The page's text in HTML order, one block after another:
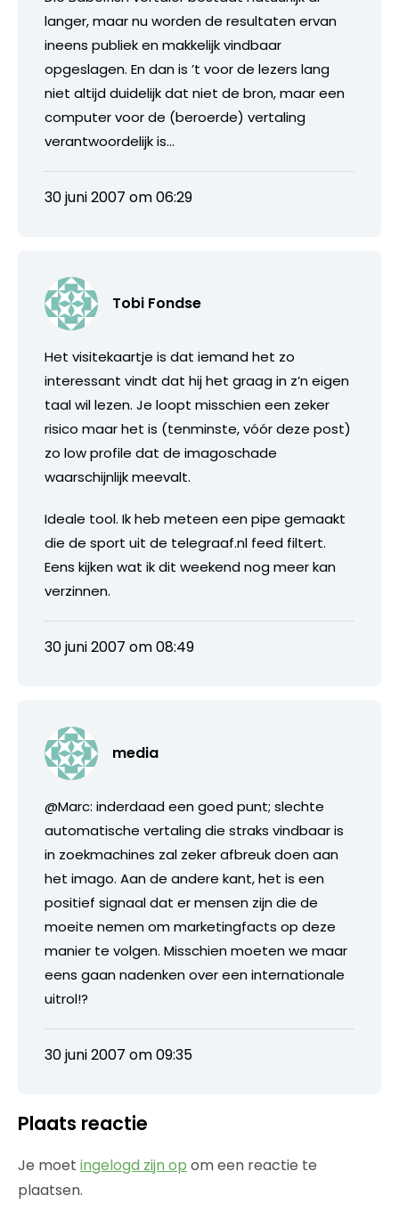
langer, maar nu worden de resultaten ervan
ineens publiek en makkelijk vindbaar
opgeslagen. En dan is ’t voor de lezers lang
niet altijd duidelijk dat niet de bron, maar een
computer voor de (beroerde) vertaling
verantwoordelijk is…
30 juni 2007 om 06:29
Tobi Fondse
Het visitekaartje is dat iemand het zo
interessant vindt dat hij het graag in z’n eigen
taal wil lezen. Je loopt misschien een zeker
risico maar het is (tenminste, vóór deze post)
zo low profile dat de imagoschade
waarschijnlijk meevalt.
Ideale tool. Ik heb meteen een pipe gemaakt
die de sport uit de telegraaf.nl feed filtert.
Eens kijken wat ik dit weekend nog meer kan
verzinnen.
30 juni 2007 om 08:49
media
@Marc: inderdaad een goed punt; slechte
automatische vertaling die straks vindbaar is
in zoekmachines zal zeker afbreuk doen aan
het imago. Aan de andere kant, het is een
positief signaal dat er mensen zijn die de
moeite nemen om marketingfacts op deze
manier te volgen. Misschien moeten we maar
eens gaan nadenken over een internationale
uitrol!?
30 juni 2007 om 09:35
Plaats reactie
Je moet ingelogd zijn op om een reactie te
plaatsen.